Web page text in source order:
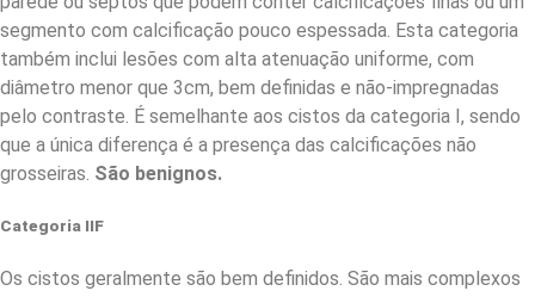
segmento com calcificação pouco espessada. Esta categoria
também inclui lesões com alta atenuação uniforme, com
diâmetro menor que 3cm, bem definidas e não-impregnadas
pelo contraste. É semelhante aos cistos da categoria I, sendo
que a única diferença é a presença das calcificações não
grosseiras. São benignos.
Categoria IIF
Os cistos geralmente são bem definidos. São mais complexos